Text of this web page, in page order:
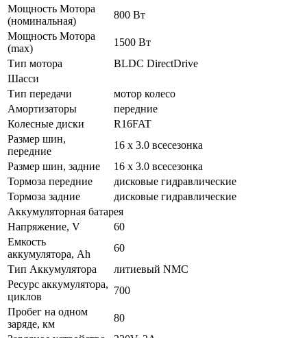
Мощность Мотора
(номинальная)
800 Вт
Мощность Мотора
(max)
1500 Вт
Тип мотора
BLDC DirectDrive
Шасси
Тип передачи
мотор колесо
Амортизаторы
передние
Колесные диски
R16FAT
Размер шин,
передние
16 х 3.0 всесезонка
Размер шин, задние
16 х 3.0 всесезонка
Тормоза передние
дисковые гидравлические
Тормоза задние
дисковые гидравлические
Аккумуляторная батарея
Напряжение, V
60
Емкость
аккумулятора, Ah
60
Тип Аккумулятора
литиевый NMC
Ресурс аккумулятора,
циклов
700
Пробег на одном
заряде, км
80